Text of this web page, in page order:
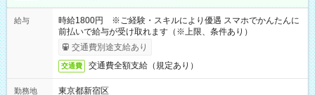
給与
時給1800円 ※ご経験・スキルにより優遇 スマホでかんたんに
前払いで給与が受け取れます（※上限、条件あり）
交通費別途支給あり
交通費 交通費全額支給（規定あり）
勤務地
東京都新宿区